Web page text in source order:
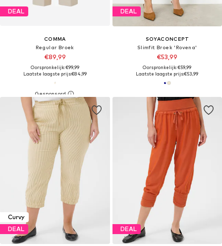
DEAL
COMMA
Regular Broek
€89,99
Oorspronkelijk: €99,99
Laatste laagste prijs:€84,99
DEAL
SOYACONCEPT
Slimfit Broek 'Rovena'
€53,99
Oorspronkelijk: €59,99
Laatste laagste prijs:€53,99
Curvy
DEAL
DEAL